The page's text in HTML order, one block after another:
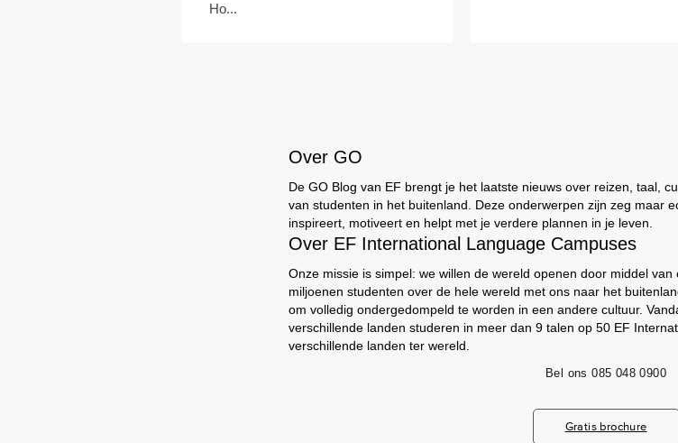
Ho...
Over GO
De GO Blog van EF brengt je het laatste nieuws over reizen, taal,
van studenten in het buitenland. Deze onderwerpen zijn zeg maar
inspireert, motiveert en helpt met je verdere plannen in je leven.
Over EF International Language Campuses
Onze missie is simpel: we willen de wereld openen door middel
miljoenen studenten over de hele wereld met ons naar het
om volledig ondergedompeld te worden in een andere cultuur.
verschillende landen studeren in meer dan 9 talen op 50 EF
verschillende landen ter wereld.
Bel ons 085 048 0900
Gratis brochure